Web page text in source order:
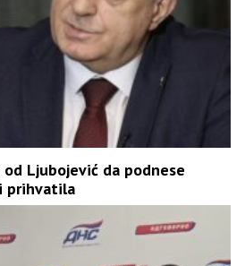
Ljubojević da podnese
prihvatila